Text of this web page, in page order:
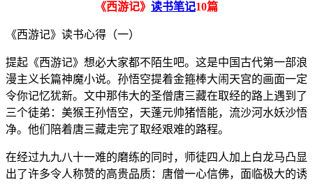
《西游记》 读书笔记10篇
《西游记》读书心得（一）
提起《西游记》想必大家都不陌生吧。这是中国古代第一部浪
漫主义长篇神魔小说。孙悟空提着金箍棒大闹天宫的画面一定
令你记忆犹新。文中那伟大的圣僧唐三藏在取经的路上遇到了
三个徒弟：美猴王孙悟空，天蓬元帅猪悟能，流沙河水妖沙悟
净。他们陪着唐三藏走完了取经艰难的路程。
在经过九九八十一难的磨练的同时，师徒四人加上白龙马凸显
出了许多令人称赞的高贵品质：唐僧一心信佛，面临极大的诱